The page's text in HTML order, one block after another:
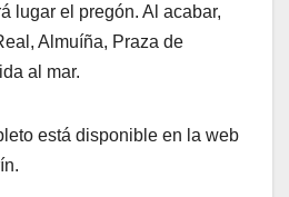
lugar el pregón. Al acabar,
Almuíña, Praza de
al mar.
está disponible en la web